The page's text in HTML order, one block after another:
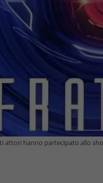
attori hanno partecipato allo